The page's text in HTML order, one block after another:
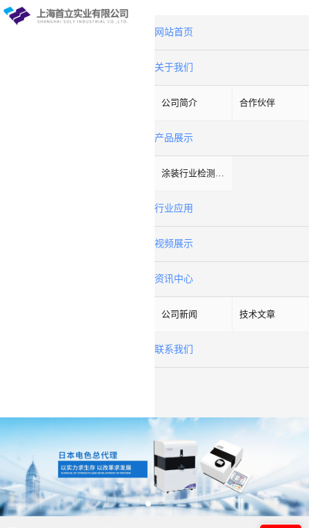
网站首页
关于我们
公司简介 合作伙伴
产品展示
涂装行业检测设备
行业应用
视频展示
资讯中心
公司新闻 技术文章
联系我们